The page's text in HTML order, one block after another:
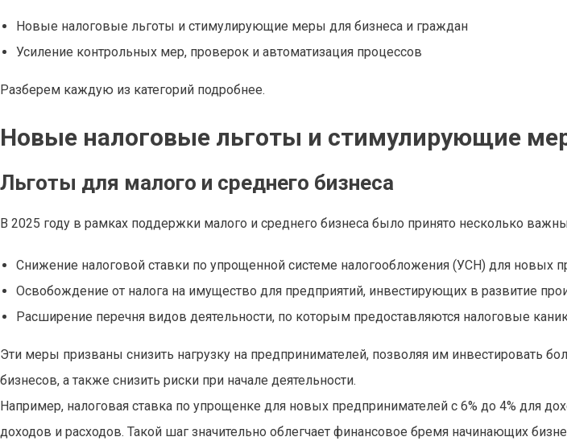
Новые налоговые льготы и стимулирующие меры для бизнеса и граждан
Усиление контрольных мер, проверок и автоматизация процессов
Разберем каждую из категорий подробнее.
Новые налоговые льготы и стимулирующие
Льготы для малого и среднего бизнеса
В 2025 году в рамках поддержки малого и среднего бизнеса было принято несколько
Снижение налоговой ставки по упрощенной системе налогообложения (УСН) для новых
Освобождение от налога на имущество для предприятий, инвестирующих в развитие
Расширение перечня видов деятельности, по которым предоставляются налоговые
Эти меры призваны снизить нагрузку на предпринимателей, позволяя им инвестировать
бизнесов, а также снизить риски при начале деятельности.
Например, налоговая ставка по упрощенке для новых предпринимателей с 6% до 4% для
доходов и расходов. Такой шаг значительно облегчает финансовое бремя начинающих